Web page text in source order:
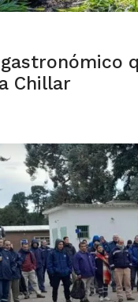
Chillar